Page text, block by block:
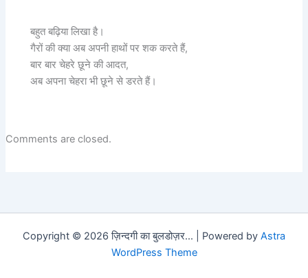
बहुत बढ़िया लिखा है।
गैरों की क्या अब अपनी हाथों पर शक करते हैं,
बार बार चेहरे छूने की आदत,
अब अपना चेहरा भी छूने से डरते हैं।
Comments are closed.
Copyright © 2026 ज़िन्दगी का बुलडोज़र... | Powered by Astra
WordPress Theme